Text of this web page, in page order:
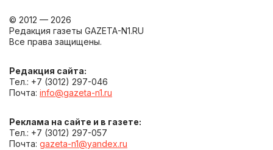
© 2012 — 2026
Редакция газеты GAZETA-N1.RU
Все права защищены.
Редакция сайта:
Тел.: +7 (3012) 297-046
Почта: info@gazeta-n1.ru
Реклама на сайте и в газете:
Тел.: +7 (3012) 297-057
Почта: gazeta-n1@yandex.ru